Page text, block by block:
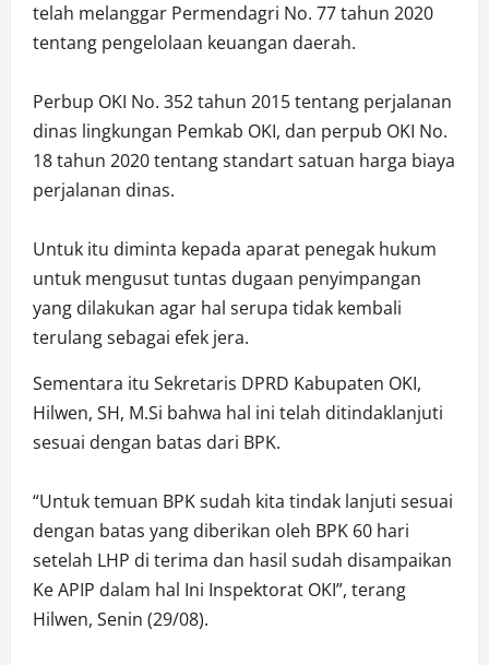
telah melanggar Permendagri No. 77 tahun 2020
tentang pengelolaan keuangan daerah.
Perbup OKI No. 352 tahun 2015 tentang perjalanan
dinas lingkungan Pemkab OKI, dan perpub OKI No.
18 tahun 2020 tentang standart satuan harga biaya
perjalanan dinas.
Untuk itu diminta kepada aparat penegak hukum
untuk mengusut tuntas dugaan penyimpangan
yang dilakukan agar hal serupa tidak kembali
terulang sebagai efek jera.
Sementara itu Sekretaris DPRD Kabupaten OKI,
Hilwen, SH, M.Si bahwa hal ini telah ditindaklanjuti
sesuai dengan batas dari BPK.
“Untuk temuan BPK sudah kita tindak lanjuti sesuai
dengan batas yang diberikan oleh BPK 60 hari
setelah LHP di terima dan hasil sudah disampaikan
Ke APIP dalam hal Ini Inspektorat OKI”, terang
Hilwen, Senin (29/08).